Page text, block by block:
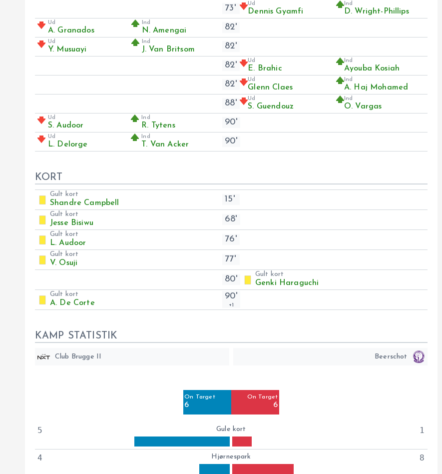
73'
Ud
Dennis Gyamfi
Ind
D. Wright-Phillips
Ud
A. Granados
Ind
N. Amengai 82'
Ud
Y. Musuayi
Ind
J. Van Britsom
82'
82'
Ud
E. Brahic
Ind
Ayouba Kosiah
82' Ud
Glenn Claes
Ind
A. Haj Mohamed
88' Ud
S. Guendouz
Ind
O. Vargas
Ud
S. Audoor
Ind
R. Tytens 90'
Ud
L. Delorge
Ind
T. Van Acker 90'
KORT
Gult kort
Shandre Campbell 15'
Gult kort
Jesse Bisiwu 68'
Gult kort
L. Audoor 76'
Gult kort
V. Osuji 77'
80'
Gult kort
Genki Haraguchi
Gult kort
A. De Corte
90'
+1
KAMP STATISTIK
Club Brugge II Beerschot
On Target
6
On Target
6
5 Gule kort 1
4 Hjørnespark 8